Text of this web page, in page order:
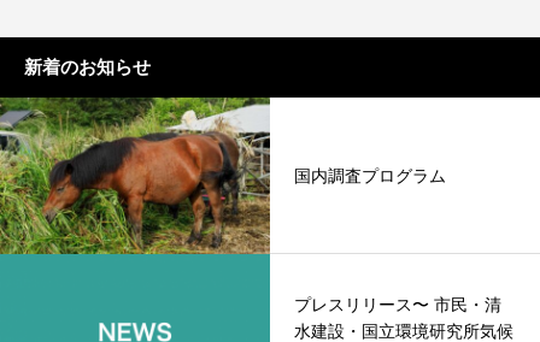
新着のお知らせ
国内調査プログラム
プレスリリース〜 市民・清
水建設・国立環境研究所気候